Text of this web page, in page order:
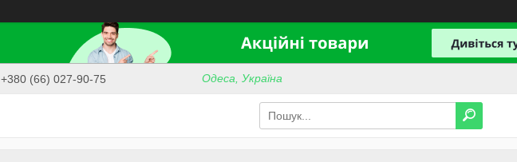
+380 (66) 027-90-75 Одеса, Україна